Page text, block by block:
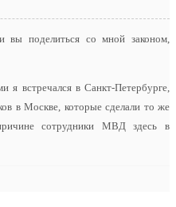
вы поделиться со мной законом,
встречался в Санкт-Петербурге,
в Москве, которые сделали то же
сотрудники МВД здесь в